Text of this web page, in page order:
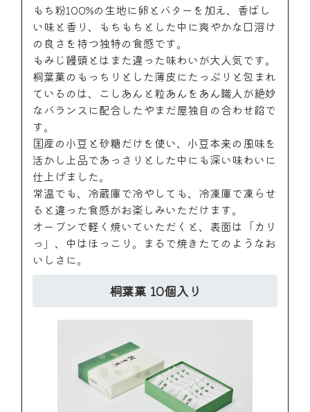
もち粉100%の生地に卵とバターを加え、香ばし
い味と香り、もちもちとした中に爽やかな口溶け
の良さを持つ独特の食感です。
もみじ饅頭とはまた違った味わいが大人気です。
桐葉菓のもっちりとした薄皮にたっぷりと包まれ
ているのは、こしあんと粒あんをあん職人が絶妙
なバランスに配合したやまだ屋独自の合わせ餡で
す。
国産の小豆と砂糖だけを使い、小豆本来の風味を
活かし上品であっさりとした中にも深い味わいに
仕上げました。
常温でも、冷蔵庫で冷やしても、冷凍庫で凍らせ
ると違った食感がお楽しみいただけます。
オーブンで軽く焼いていただくと、表面は「カリ
っ」、中はほっこり。まるで焼きたてのようなお
いしさに。
桐葉菓 10個入り